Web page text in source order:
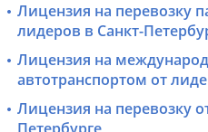
Лицензия на перевозку
лидеров в Санкт-
Лицензия на
автотранспортом от
Лицензия на перевозку